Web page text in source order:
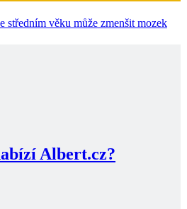
středním věku může zmenšit mozek
Albert.cz?